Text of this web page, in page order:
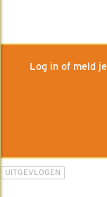
Log in of meld
UITGEVLOGEN